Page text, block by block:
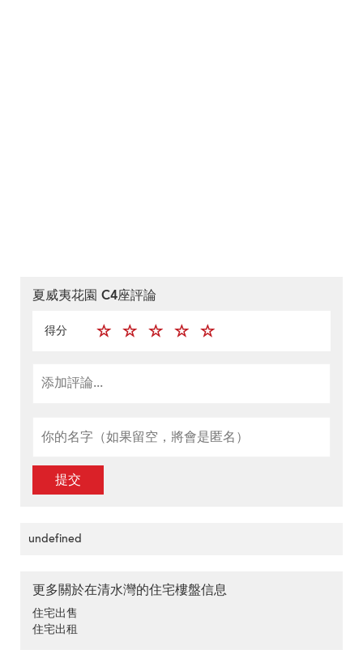
夏威夷花園 C4座評論
得分
提交
undefined
更多關於在清水灣的住宅樓盤信息
住宅出售
住宅出租